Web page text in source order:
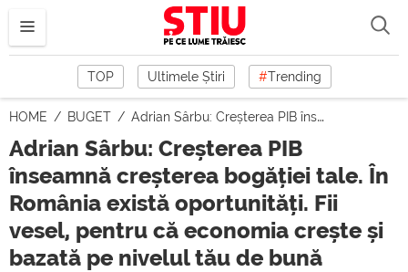
TOP Ultimele Știri #Trending
HOME BUGET Adrian Sârbu: Creșterea PIB înseamnă creșterea bogăției tale. În România există oportunități. Fii vesel, pentru că economia crește și bazată pe nivelul tău de bună dispoziție și de gândire pozitivă
Adrian Sârbu: Creșterea PIB
înseamnă creșterea bogăției tale. În
România există oportunități. Fii
vesel, pentru că economia crește și
bazată pe nivelul tău de bună